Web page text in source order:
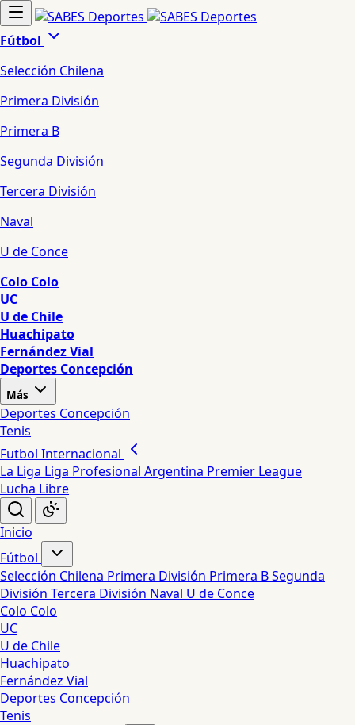
Fútbol
Selección Chilena
Primera División
Primera B
Segunda División
Tercera División
Naval
U de Conce
Colo Colo
UC
U de Chile
Huachipato
Fernández Vial
Deportes Concepción
Más
Deportes Concepción
Tenis
Futbol Internacional
La Liga Liga Profesional Argentina Premier League
Lucha Libre
Inicio
Fútbol
Selección Chilena Primera División Primera BSegunda
División Tercera División Naval U de Conce
Colo Colo
UC
U de Chile
Huachipato
Fernández Vial
Deportes Concepción
Tenis